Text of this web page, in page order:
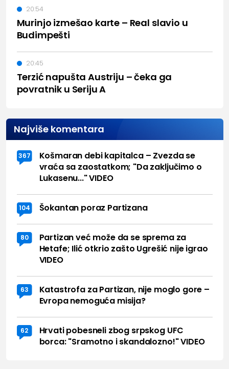
Murinjo izmešao karte – Real slavio u
Budimpešti
20:54
Terzić napušta Austriju – čeka ga
povratnik u Seriju A
20:45
Najviše komentara
367
Košmaran debi kapitalca – Zvezda se
vraća sa zaostatkom; "Da zaključimo o
Lukasenu..." VIDEO
104 Šokantan poraz Partizana
80
Partizan već može da se sprema za
Hetafe; Ilić otkrio zašto Ugrešić nije igrao
VIDEO
63
Katastrofa za Partizan, nije moglo gore –
Evropa nemoguća misija?
62
Hrvati pobesneli zbog srpskog UFC
borca: "Sramotno i skandalozno!" VIDEO